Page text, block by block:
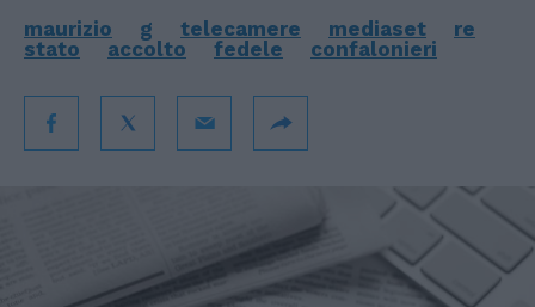
maurizio g telecamere mediaset
re
stato
accolto fedele confalonieri